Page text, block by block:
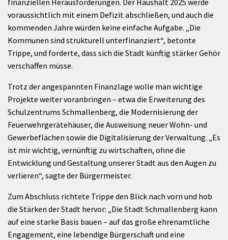
finanziellen Herausforderungen. Der Haushalt 2025 werde
voraussichtlich mit einem Defizit abschließen, und auch die
kommenden Jahre würden keine einfache Aufgabe. „Die
Kommunen sind strukturell unterfinanziert“, betonte
Trippe, und forderte, dass sich die Stadt künftig stärker Gehör
verschaffen müsse.
Trotz der angespannten Finanzlage wolle man wichtige
Projekte weiter voranbringen – etwa die Erweiterung des
Schulzentrums Schmallenberg, die Modernisierung der
Feuerwehrgerätehäuser, die Ausweisung neuer Wohn- und
Gewerbeflächen sowie die Digitalisierung der Verwaltung. „Es
ist mir wichtig, vernünftig zu wirtschaften, ohne die
Entwicklung und Gestaltung unserer Stadt aus den Augen zu
verlieren“, sagte der Bürgermeister.
Zum Abschluss richtete Trippe den Blick nach vorn und hob
die Stärken der Stadt hervor: „Die Stadt Schmallenberg kann
auf eine starke Basis bauen – auf das große ehrenamtliche
Engagement, eine lebendige Bürgerschaft und eine